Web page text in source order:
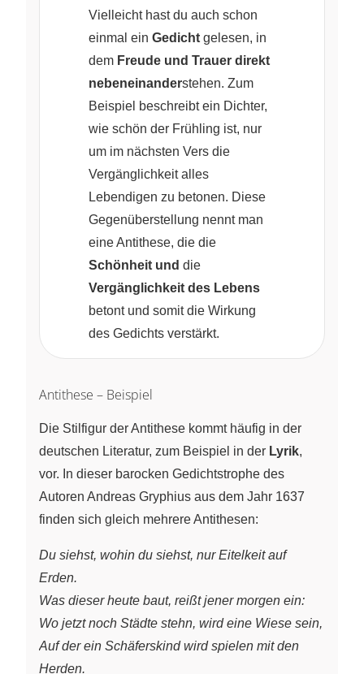
Vielleicht hast du auch schon
einmal ein Gedicht gelesen, in
dem Freude und Trauer direkt
nebeneinanderstehen. Zum
Beispiel beschreibt ein Dichter,
wie schön der Frühling ist, nur
um im nächsten Vers die
Vergänglichkeit alles
Lebendigen zu betonen. Diese
Gegenüberstellung nennt man
eine Antithese, die die
Schönheit und die
Vergänglichkeit des Lebens
betont und somit die Wirkung
des Gedichts verstärkt.
Antithese – Beispiel
Die Stilfigur der Antithese kommt häufig in der
deutschen Literatur, zum Beispiel in der Lyrik,
vor. In dieser barocken Gedichtstrophe des
Autoren Andreas Gryphius aus dem Jahr 1637
finden sich gleich mehrere Antithesen:
Du siehst, wohin du siehst, nur Eitelkeit auf
Erden.
Was dieser heute baut, reißt jener morgen ein:
Wo jetzt noch Städte stehn, wird eine Wiese sein,
Auf der ein Schäferskind wird spielen mit den
Herden.